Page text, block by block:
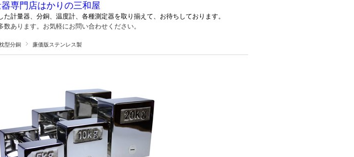
専門店はかりの三和屋
た計量器、 分銅、温度計、各種測定器を取り揃えて、お待ちしております。
あります。お気軽にお問い合わせください。
型分銅 廉価版ステンレス製